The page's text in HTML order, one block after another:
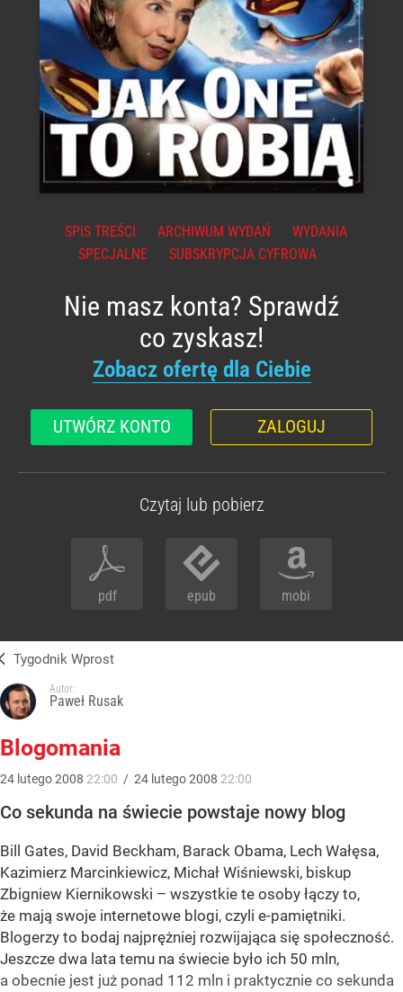
SPIS TREŚCI ARCHIWUM WYDAŃ
WYDANIA
SPECJALNE
SUBSKRYPCJA CYFROWA
Nie masz konta? Sprawdź
co zyskasz!
Zobacz ofertę dla Ciebie
UTWÓRZ KONTO ZALOGUJ
Czytaj lub pobierz
pdf epub mobi
Tygodnik Wprost
Autor:
Paweł Rusak
Blogomania
24 lutego2008 22:00 / 24 lutego2008 22:00
Co sekunda na świecie powstaje nowy blog
Bill Gates, David Beckham, Barack Obama, Lech Wałęsa,
Kazimierz Marcinkiewicz, Michał Wiśniewski, biskup
Zbigniew Kiernikowski – wszystkie te osoby łączy to,
że mają swoje internetowe blogi, czyli e-pamiętniki.
Blogerzy to bodaj najprężniej rozwijająca się społeczność.
Jeszcze dwa lata temu na świecie było ich 50 mln,
a obecnie jest już ponad 112 mln i praktycznie co sekunda